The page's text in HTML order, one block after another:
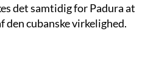
det samtidig for Padura at
den cubanske virkelighed.